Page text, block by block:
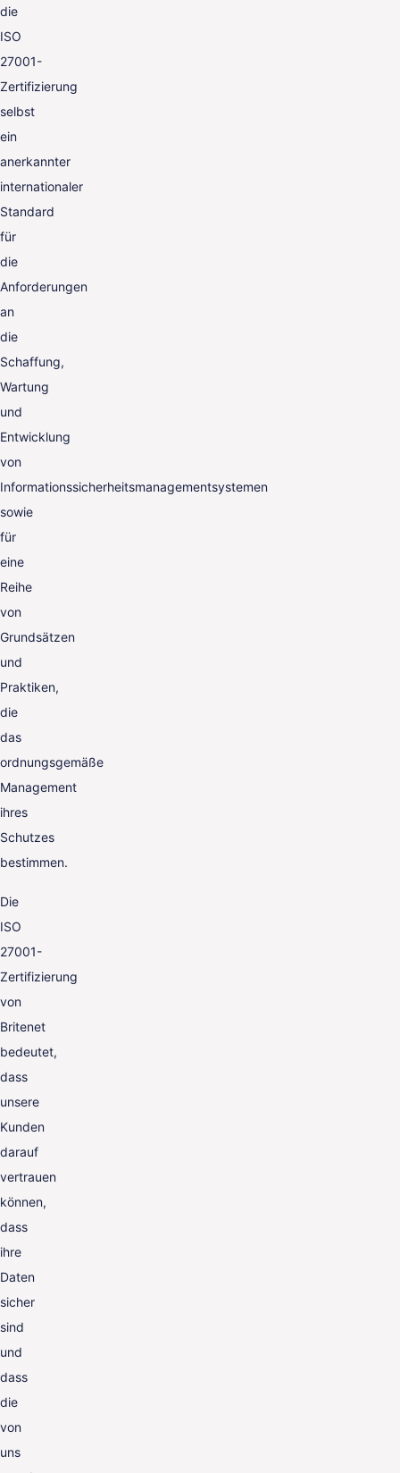
die
ISO
27001-
Zertifizierung
selbst
ein
anerkannter
internationaler
Standard
für
die
Anforderungen
an
die
Schaffung,
Wartung
und
Entwicklung
von
Informationssicherheitsmanagementsystemen
sowie
für
eine
Reihe
von
Grundsätzen
und
Praktiken,
die
das
ordnungsgemäße
Management
ihres
Schutzes
bestimmen.
Die
ISO
27001-
Zertifizierung
von
Britenet
bedeutet,
dass
unsere
Kunden
darauf
vertrauen
können,
dass
ihre
Daten
sicher
sind
und
dass
die
von
uns